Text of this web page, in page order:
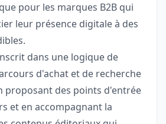
pour les marques B2B qui
leur présence digitale à des
dans une logique de
d'achat et de recherche
proposant des points d'entrée
et en accompagnant la